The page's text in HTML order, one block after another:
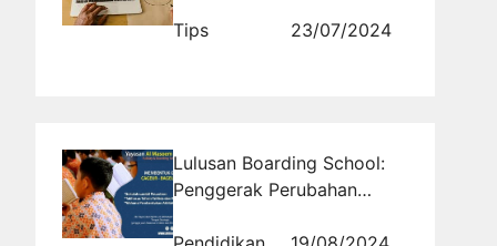
Tips
23/07/2024
Lulusan Boarding School:
Penggerak Perubahan